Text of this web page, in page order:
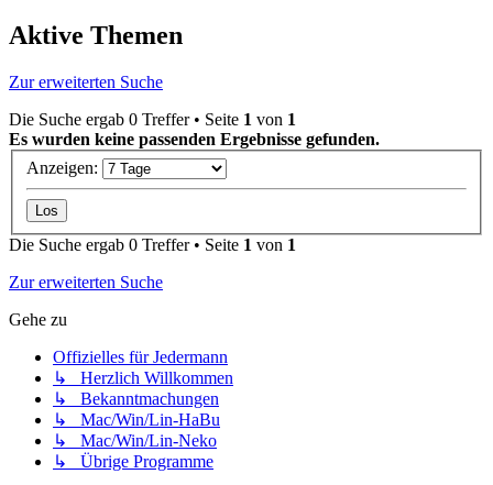
Aktive Themen
Zur erweiterten Suche
Die Suche ergab 0 Treffer • Seite 1 von 1
Es wurden keine passenden Ergebnisse gefunden.
Anzeigen:
Die Suche ergab 0 Treffer • Seite 1 von 1
Zur erweiterten Suche
Gehe zu
Offizielles für Jedermann
↳ Herzlich Willkommen
↳ Bekanntmachungen
↳ Mac/Win/Lin-HaBu
↳ Mac/Win/Lin-Neko
↳ Übrige Programme